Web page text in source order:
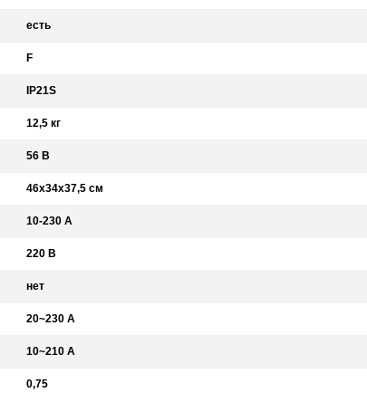
есть
F
IP21S
12,5 кг
56 В
46x34x37,5 см
10-230 А
220 В
нет
20~230 A
10~210 A
0,75